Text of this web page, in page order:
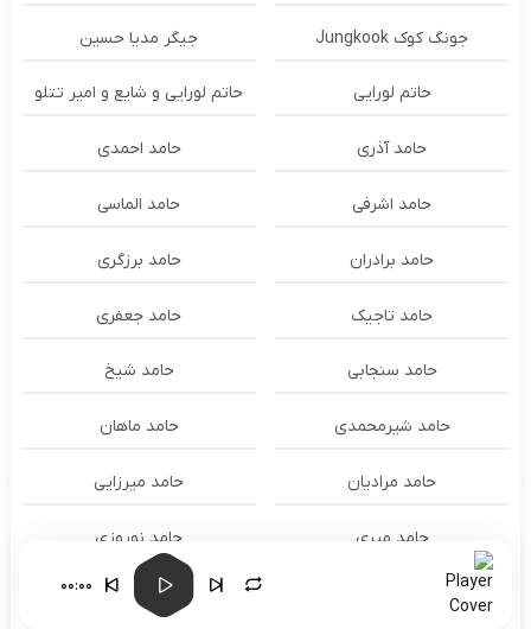
جونگ کوک Jungkook جیگر مدیا حسین
حاتم لورایی حاتم لورایی و شایع و امیر تتلو
حامد آذری حامد احمدی
حامد اشرفی حامد الماسی
حامد برادران حامد برزگری
حامد تاجیک حامد جعفری
حامد سنجابی حامد شیخ
حامد شیرمحمدی حامد ماهان
حامد مرادیان حامد میرزایی
حامد میری حامد نوروزی
حامد هنرور 00:00